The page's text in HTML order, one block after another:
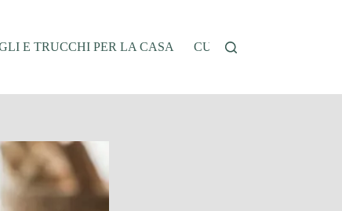
E TRUCCHI PER LA CASA CUCINA E RICETTE